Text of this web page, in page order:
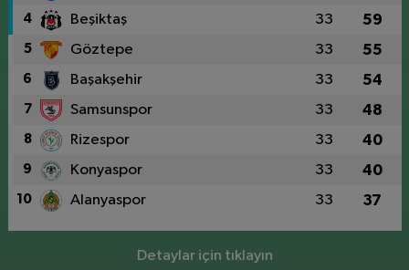
4 Beşiktaş 33 59
5 Göztepe 33 55
6 Başakşehir 33 54
7 Samsunspor 33 48
8 Rizespor 33 40
9 Konyaspor 33 40
10 Alanyaspor 33 37
Detaylar için tıklayın